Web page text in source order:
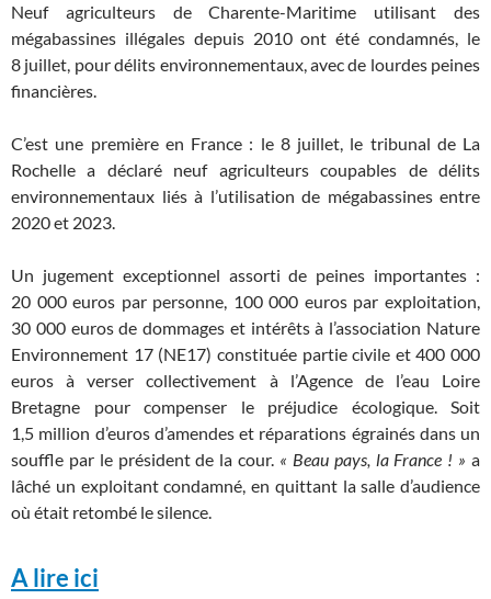
Neuf agriculteurs de Charente-Maritime utilisant des
mégabassines illégales depuis 2010 ont été condamnés, le
8 juillet, pour délits environnementaux, avec de lourdes peines
financières.
C’est une première en France : le 8 juillet, le tribunal de La
Rochelle a déclaré neuf agriculteurs coupables de délits
environnementaux liés à l’utilisation de mégabassines entre
2020 et 2023.
Un jugement exceptionnel assorti de peines importantes :
20 000 euros par personne, 100 000 euros par exploitation,
30 000 euros de dommages et intérêts à l’association Nature
Environnement 17 (NE17) constituée partie civile et 400 000
euros à verser collectivement à l’Agence de l’eau Loire
Bretagne pour compenser le préjudice écologique. Soit
1,5 million d’euros d’amendes et réparations égrainés dans un
souffle par le président de la cour. « Beau pays, la France ! » a
lâché un exploitant condamné, en quittant la salle d’audience
où était retombé le silence.
A lire ici